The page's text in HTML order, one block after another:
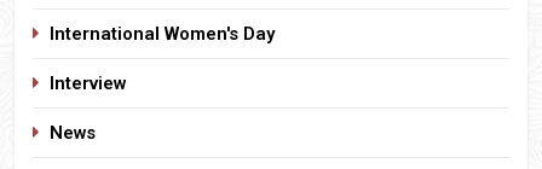
International Women's Day
Interview
News